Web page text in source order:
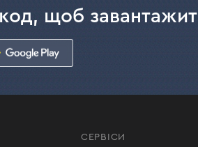
щоб
СЕРВІСИ